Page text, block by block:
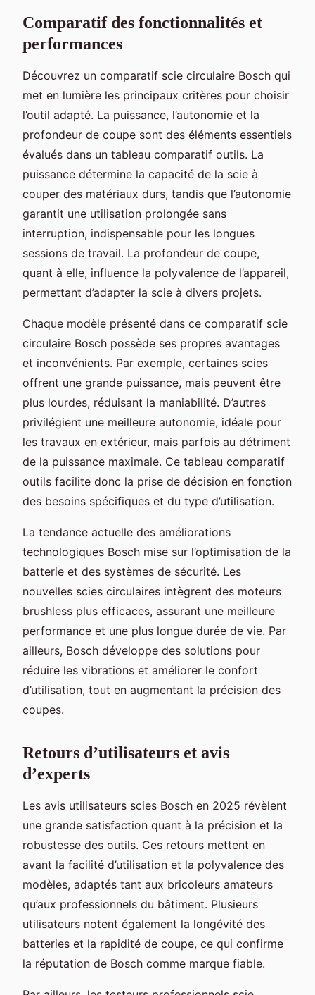
Comparatif des fonctionnalités et
performances
Découvrez un comparatif scie circulaire Bosch qui
met en lumière les principaux critères pour choisir
l’outil adapté. La puissance, l’autonomie et la
profondeur de coupe sont des éléments essentiels
évalués dans un tableau comparatif outils. La
puissance détermine la capacité de la scie à
couper des matériaux durs, tandis que l’autonomie
garantit une utilisation prolongée sans
interruption, indispensable pour les longues
sessions de travail. La profondeur de coupe,
quant à elle, influence la polyvalence de l’appareil,
permettant d’adapter la scie à divers projets.
Chaque modèle présenté dans ce comparatif scie
circulaire Bosch possède ses propres avantages
et inconvénients. Par exemple, certaines scies
offrent une grande puissance, mais peuvent être
plus lourdes, réduisant la maniabilité. D’autres
privilégient une meilleure autonomie, idéale pour
les travaux en extérieur, mais parfois au détriment
de la puissance maximale. Ce tableau comparatif
outils facilite donc la prise de décision en fonction
des besoins spécifiques et du type d’utilisation.
La tendance actuelle des améliorations
technologiques Bosch mise sur l’optimisation de la
batterie et des systèmes de sécurité. Les
nouvelles scies circulaires intègrent des moteurs
brushless plus efficaces, assurant une meilleure
performance et une plus longue durée de vie. Par
ailleurs, Bosch développe des solutions pour
réduire les vibrations et améliorer le confort
d’utilisation, tout en augmentant la précision des
coupes.
Retours d’utilisateurs et avis
d’experts
Les avis utilisateurs scies Bosch en 2025 révèlent
une grande satisfaction quant à la précision et la
robustesse des outils. Ces retours mettent en
avant la facilité d’utilisation et la polyvalence des
modèles, adaptés tant aux bricoleurs amateurs
qu’aux professionnels du bâtiment. Plusieurs
utilisateurs notent également la longévité des
batteries et la rapidité de coupe, ce qui confirme
la réputation de Bosch comme marque fiable.